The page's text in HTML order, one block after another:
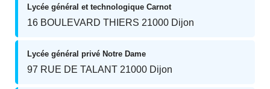
Lycée général et technologique Carnot
16 BOULEVARD THIERS 21000 Dijon
Lycée général privé Notre Dame
97 RUE DE TALANT 21000 Dijon